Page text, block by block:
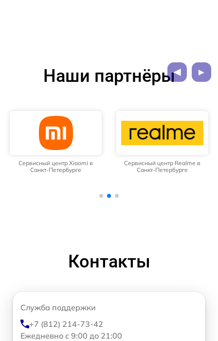
Наши партнёры
Сервисный центр Xiaomi в
Санкт-Петербурге
Сервисный центр Realme в
Санкт-Петербурге
Контакты
Служба поддержки
+7 (812) 214-73-42
Ежедневно с 9:00 до 21:00